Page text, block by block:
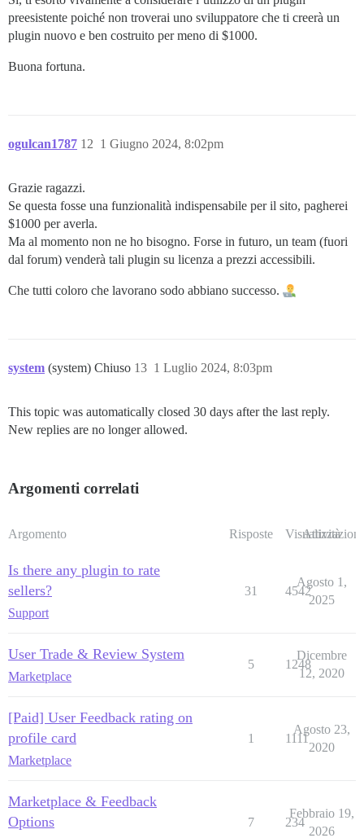
preesistente poiché non troverai uno sviluppatore che ti creerà un
plugin nuovo e ben costruito per meno di $1000.
Buona fortuna.
ogulcan1787 1 Giugno 2024, 8:02pm
12
Grazie ragazzi.
Se questa fosse una funzionalità indispensabile per il sito, pagherei
$1000 per averla.
Ma al momento non ne ho bisogno. Forse in futuro, un team (fuori
dal forum) venderà tali plugin su licenza a prezzi accessibili.
Che tutti coloro che lavorano sodo abbiano successo.
system (system) Chiuso 1 Luglio 2024, 8:03pm
13
This topic was automatically closed 30 days after the last reply.
New replies are no longer allowed.
Argomenti correlati
Argomento Risposte Visualizzazioni
Attività
Is there any plugin to rate
sellers?
Support
31 4542
Agosto 1,
2025
User Trade & Review System
Marketplace
5 1248
Dicembre
12, 2020
[Paid] User Feedback rating on
profile card
Marketplace
1 1111
Agosto 23,
2020
Marketplace & Feedback
Options
7 234
Febbraio 19,
2026